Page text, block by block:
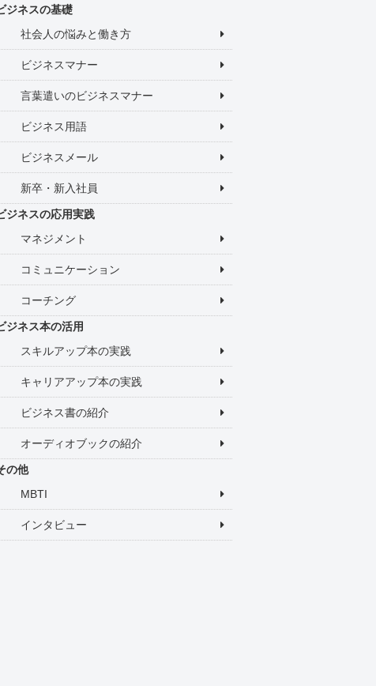
ジネスの基礎
社会人の悩みと働き方
ビジネスマナー
言葉遣いのビジネスマナー
ビジネス用語
ビジネスメール
新卒・新入社員
ジネスの応用実践
マネジメント
コミュニケーション
コーチング
ジネス本の活用
スキルアップ本の実践
キャリアアップ本の実践
ビジネス書の紹介
オーディオブックの紹介
の他
MBTI
インタビュー